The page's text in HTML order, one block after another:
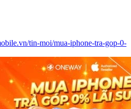
tin-moi/mua-iphone-tra-gop-0-